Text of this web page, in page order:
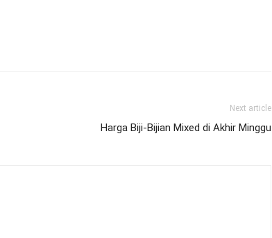
Next article
Harga Biji-Bijian Mixed di Akhir Minggu